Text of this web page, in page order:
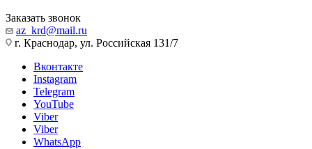
Заказать звонок
az_krd@mail.ru
г. Краснодар, ул. Российская 131/7
Вконтакте
Instagram
Telegram
YouTube
Viber
Viber
WhatsApp